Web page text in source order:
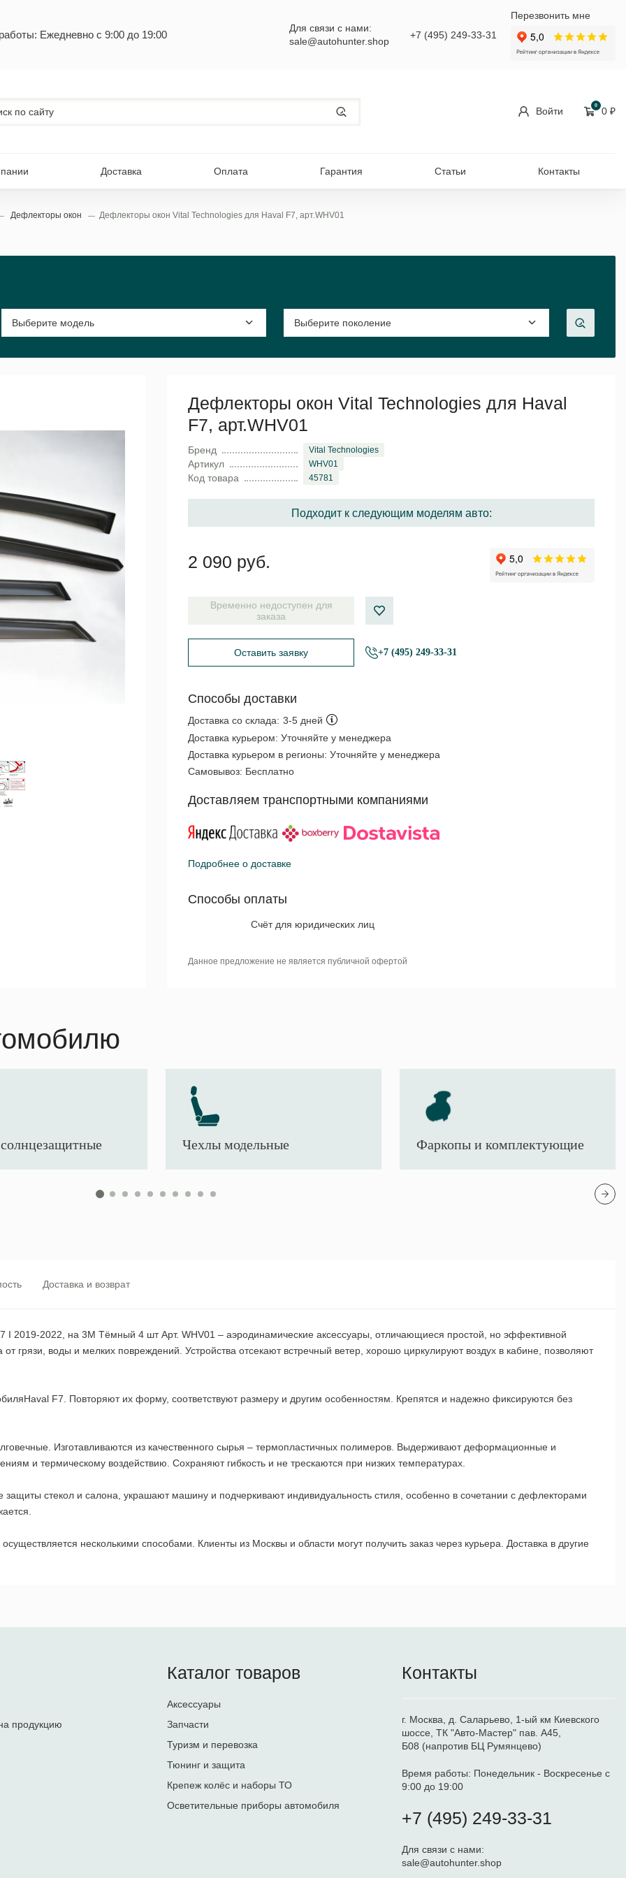
Ежедневно с 9:00 до 19:00
Для связи с нами:
sale@autohunter.shop
+7 (495) 249-33-31
Перезвонить мне
Войти
0
0 ₽
Доставка Оплата Гарантия Статьи Контакты
Дефлекторы окон Дефлекторы окон Vital Technologies для Haval F7, арт.WHV01
Дефлекторы окон Vital Technologies для Haval
F7, арт.WHV01
Бренд Vital Technologies
Артикул WHV01
Код товара 45781
Подходит к следующим моделям авто:
2 090 руб.
Временно недоступен для
заказа
Оставить заявку +7 (495) 249-33-31
Способы доставки
Доставка со склада: 3-5 дней
Доставка курьером: Уточняйте у менеджера
Доставка курьером в регионы: Уточняйте у менеджера
Самовывоз: Бесплатно
Доставляем транспортными компаниями
Подробнее о доставке
Способы оплаты
Счёт для юридических лиц
Данное предложение не является публичной офертой
Чехлы модельные Фаркопы и комплектующие
Доставка и возврат
2019-2022, на 3M Тёмный 4 шт Арт. WHV01 – аэродинамические аксессуары, отличающиеся простой, но эффективной
грязи, воды и мелких повреждений. Устройства отсекают встречный ветер, хорошо циркулируют воздух в кабине, позволяют
F7. Повторяют их форму, соответствуют размеру и другим особенностям. Крепятся и надежно фиксируются без
Изготавливаются из качественного сырья – термопластичных полимеров. Выдерживают деформационные и
и термическому воздействию. Сохраняют гибкость и не трескаются при низких температурах.
стекол и салона, украшают машину и подчеркивают индивидуальность стиля, особенно в сочетании с дефлекторами
несколькими способами. Клиенты из Москвы и области могут получить заказ через курьера. Доставка в другие
продукцию
Каталог товаров
Аксессуары
Запчасти
Туризм и перевозка
Тюнинг и защита
Крепеж колёс и наборы ТО
Осветительные приборы автомобиля
Контакты
г. Москва, д. Саларьево, 1-ый км Киевского
шоссе, ТК "Авто-Мастер" пав. А45,
Б08 (напротив БЦ Румянцево)
Время работы: Понедельник - Воскресенье с
9:00 до 19:00
+7 (495) 249-33-31
Для связи с нами:
sale@autohunter.shop